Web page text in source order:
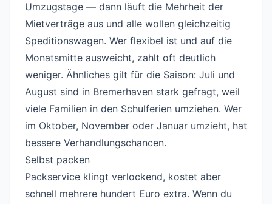
Umzugstage — dann läuft die Mehrheit der
Mietverträge aus und alle wollen gleichzeitig
Speditionswagen. Wer flexibel ist und auf die
Monatsmitte ausweicht, zahlt oft deutlich
weniger. Ähnliches gilt für die Saison: Juli und
August sind in Bremerhaven stark gefragt, weil
viele Familien in den Schulferien umziehen. Wer
im Oktober, November oder Januar umzieht, hat
bessere Verhandlungschancen.
Selbst packen
Packservice klingt verlockend, kostet aber
schnell mehrere hundert Euro extra. Wenn du